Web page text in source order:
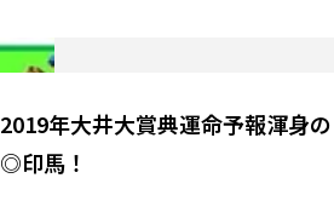
2019年大井大賞典運命予報渾身の
◎印馬！